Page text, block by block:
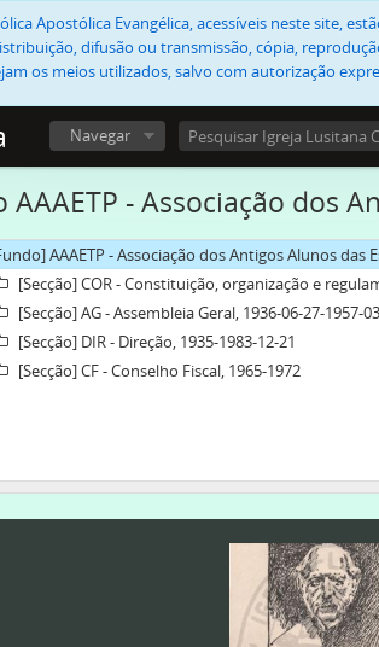
Apostólica Evangélica, acessíveis neste site,
difusão ou transmissão, cópia,
os meios utilizados, salvo com autorização
Navegar
AAAETP - Associação dos
AAAETP - Associação dos Antigos Alunos das
[Secção] COR - Constituição, organização e
[Secção] AG - Assembleia Geral, 1936-06-27-1957-
[Secção] DIR - Direção, 1935-1983-12-21
[Secção] CF - Conselho Fiscal, 1965-1972